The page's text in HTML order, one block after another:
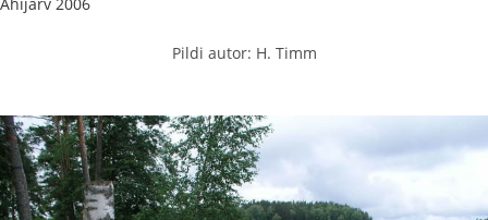
Pildi autor: H. Timm